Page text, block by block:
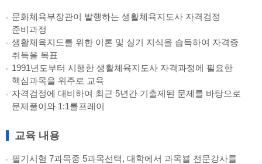
문화체육부장관이 발행하는 생활체육지도사 자격검정
준비과정
생활체육지도를 위한 이론 및 실기 지식을 습득하여 자격증
취득을 목표
1991년도부터 시행한 생활체육지도사 자격과정에 필요한
핵심과목을 위주로 교육
자격검정에 대비하여 최근 5년간 기출제된 문제를 바탕으로
문제풀이와 1:1롤프레이
교육 내용
필기시험 7과목중 5과목선택, 대학에서 과목뵬 전문강사를